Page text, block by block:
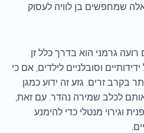
שמחפשים בן לוויה לעסוק
גרמני הוא בדרך כלל זן
וסובלניים לילדים, אם כי
בקרב זרים. גזע זה ידוע כמגן
לכלב שמירה נהדר. עם זאת,
וגירוי מנטלי כדי להימנע